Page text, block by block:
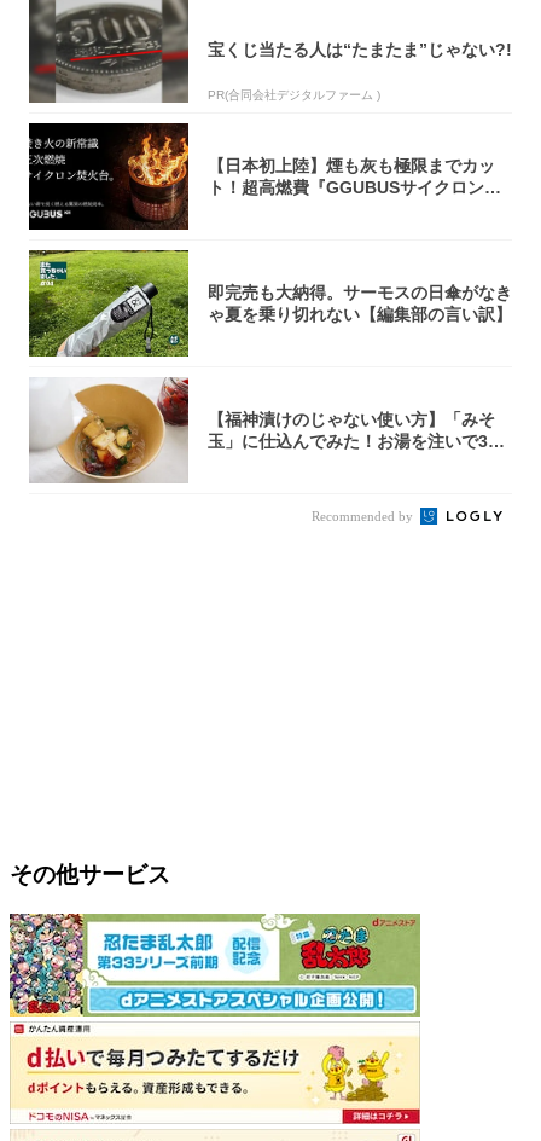
宝くじ当たる人は“たまたま”じゃない?!
PR(合同会社デジタルファーム )
【日本初上陸】煙も灰も極限までカッ
ト！超高燃費『GGUBUSサイクロン焚
即完売も大納得。サーモスの日傘がなき
ゃ夏を乗り切れない【編集部の言い訳】
【福神漬けのじゃない使い方】「みそ
玉」に仕込んでみた！お湯を注いで30
Recommended by
その他サービス